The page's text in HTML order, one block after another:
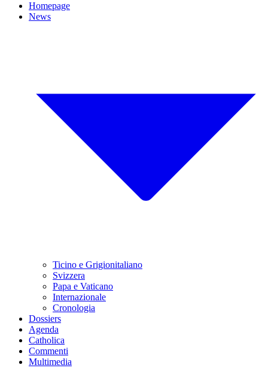
Homepage
News
Ticino e Grigionitaliano
Svizzera
Papa e Vaticano
Internazionale
Cronologia
Dossiers
Agenda
Catholica
Commenti
Multimedia